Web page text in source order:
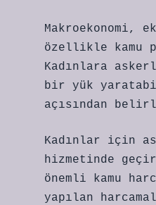
Makroekonomi,
özellikle kamu
Kadınlara
bir yük
açısından
Kadınlar için
hizmetinde
önemli kamu
yapılan